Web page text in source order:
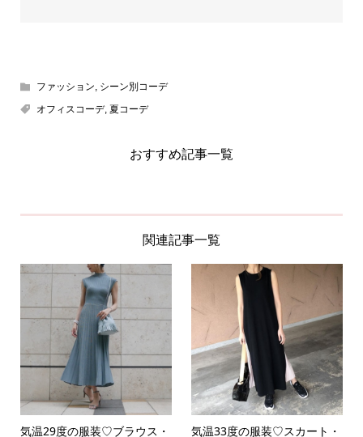
ファッション, シーン別コーデ
オフィスコーデ, 夏コーデ
おすすめ記事一覧
関連記事一覧
気温29度の服装♡ブラウス・
気温33度の服装♡スカート・